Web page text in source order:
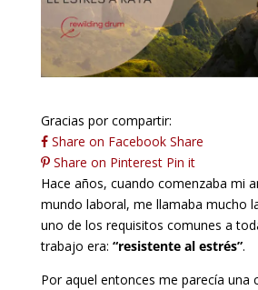
Gracias por compartir:
Share on Facebook Share
Share on Pinterest Pin it
Hace años, cuando comenzaba mi
mundo laboral, me llamaba mucho
uno de los requisitos comunes a
trabajo era: “resistente al estrés”.
Por aquel entonces me parecía una